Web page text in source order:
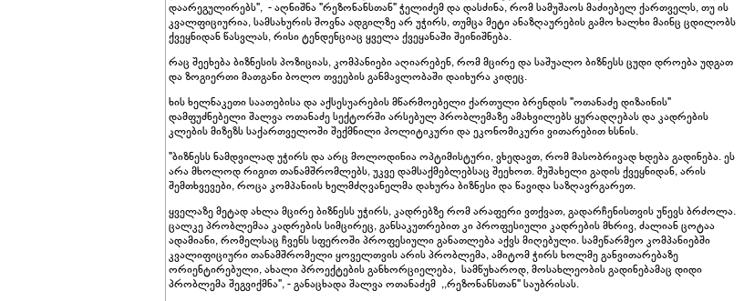
დაარეგულირებს", - აღნიშნა "რეზონანსთან" ჭელიძემ და დასძინა, რომ სამუშაოს მაძიებელ ქართველს, თუ ის
კვალფიციურია, სამსახურის შოვნა ადგილზე არ უჭირს, თუმცა მეტი ანაზღაურების გამო ხალხი მაინც ცდილობს
ქვეყნიდან წასვლას, რისი ტენდენციაც ყველა ქვეყანაში შეინიშნება.
რაც შეეხება ბიზნესის პოზიციას, კომპანიები აღიარებენ, რომ მცირე და საშუალო ბიზნესს ცუდი დროება უდგათ
და ზოგიერთი მათგანი ბოლო თვეების განმავლობაში დაიხურა კიდეც.
ხის ხელნაკეთი საათებისა და აქსესუარების მწარმოებელი ქართული ბრენდის "ოთანაძე დიზაინის"
დამფუძნებელი შალვა ოთანაძე სექტორში არსებულ პრობლემაზე ამახვილებს ყურადღებას და კადრების
კლების მიზეზს საქართველოში შექმნილი პოლიტიკური და ეკონომიკური ვითარებით ხსნის.
"ბიზნესს ნამდვილად უჭირს და არც მოლოდინია ოპტიმისტური, ვხედავთ, რომ მასობრივად ხდება გადინება. ეს
არა მხოლოდ რიგით თანამშრომლებს, უკვე დამსაქმებლებსაც შეეხოთ. მუშახელი გადის ქვეყნიდან, არის
შემთხვევები, როცა კომპანიის ხელმძღვანელმა დახურა ბიზნესი და წავიდა საზღავრგარეთ.
ყველაზე მეტად ახლა მცირე ბიზნესს უჭირს, კადრებზე რომ არაფერი ვთქვათ, გადარჩენისთვის უწევს ბრძოლა.
ცალკე პრობლემაა კადრების სიმცირეც, განსაკუთრებით კი პროფესიული კადრების მხრივ, ძალიან ცოტაა
ადამიანი, რომელსაც ჩვენს სფეროში პროფესიული განათლება აქვს მიღებული. სამეწარმეო კომპანიებში
კვალიფიციური თანამშრომელი ყოველთვის არის პრობლემა, ამიტომ ჭირს ხოლმე განვითარებაზე
ორიენტირებული, ახალი პროექტების განხორციელება, სამწუხაროდ, მოსახლეობის გადინებამაც დიდი
პრობლემა შეგვიქმნა", - განაცხადა შალვა ოთანაძემ ,,რეზონანსთან" საუბრისას.